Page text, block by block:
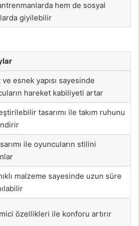
hem de sosyal
giyilebilir
ve esnek yapısı sayesinde
hareket kabiliyeti artar
tasarımı ile takım ruhunu
ile oyuncuların stilini
malzeme sayesinde uzun süre
özellikleri ile konforu artırır